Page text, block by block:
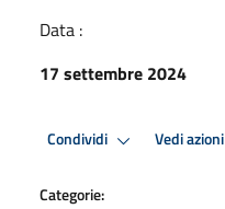
Data :
17 settembre 2024
Condividi Vedi azioni
Categorie: